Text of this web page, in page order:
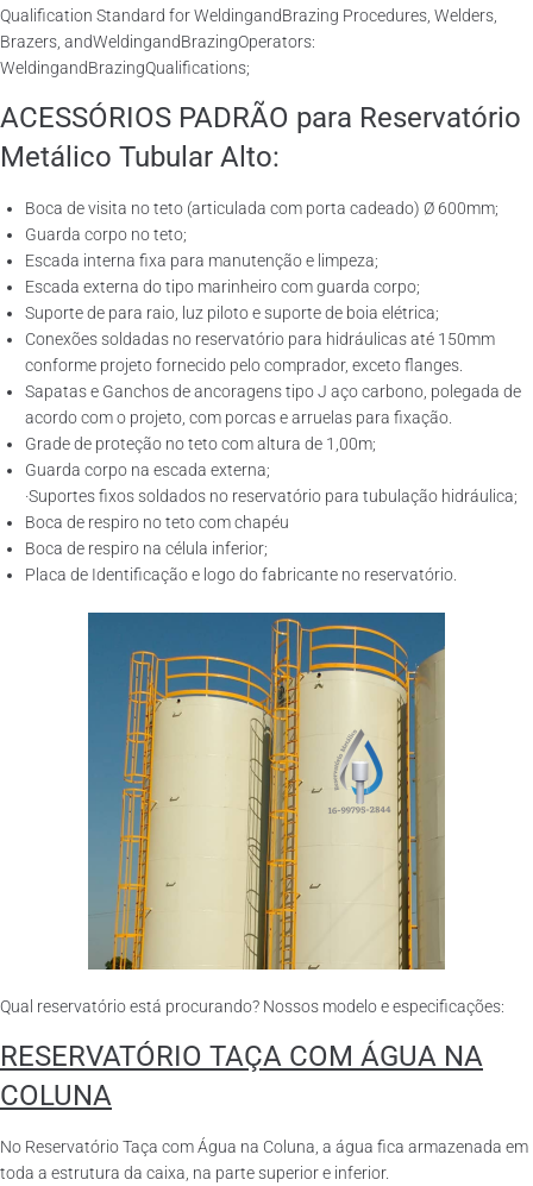
Qualification Standard for WeldingandBrazing Procedures, Welders,
Brazers, andWeldingandBrazingOperators:
WeldingandBrazingQualifications;
ACESSÓRIOS PADRÃO para Reservatório
Metálico Tubular Alto:
Boca de visita no teto (articulada com porta cadeado) Ø 600mm;
Guarda corpo no teto;
Escada interna fixa para manutenção e limpeza;
Escada externa do tipo marinheiro com guarda corpo;
Suporte de para raio, luz piloto e suporte de boia elétrica;
Conexões soldadas no reservatório para hidráulicas até 150mm
conforme projeto fornecido pelo comprador, exceto flanges.
Sapatas e Ganchos de ancoragens tipo J aço carbono, polegada de
acordo com o projeto, com porcas e arruelas para fixação.
Grade de proteção no teto com altura de 1,00m;
Guarda corpo na escada externa;
·Suportes fixos soldados no reservatório para tubulação hidráulica;
Boca de respiro no teto com chapéu
Boca de respiro na célula inferior;
Placa de Identificação e logo do fabricante no reservatório.
Qual reservatório está procurando? Nossos modelo e especificações:
RESERVATÓRIO TAÇA COM ÁGUA NA
COLUNA
No Reservatório Taça com Água na Coluna, a água fica armazenada em
toda a estrutura da caixa, na parte superior e inferior.